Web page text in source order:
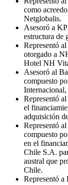
como
Netglobalis.
Asesoró a
estructura de
Representó
otorgado a
Hotel NH
Asesoró al
compuesto
Representó
el
adquisición
Representó
compuesto
en el
Chile S.A.
austral que
Chile.
Representó a